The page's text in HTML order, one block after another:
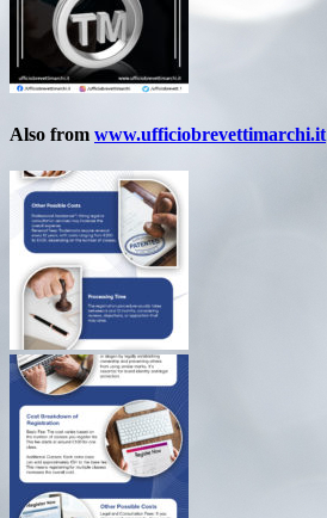
Also from www.ufficiobrevettimarchi.it